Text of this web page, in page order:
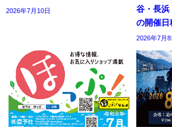
2026年7月10日
谷・長浜
の開催日
2026年7月8